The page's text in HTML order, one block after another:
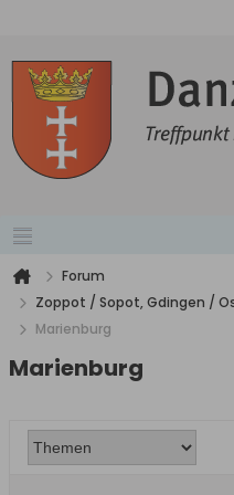
Forum
Zoppot / Sopot, Gdingen /
Marienburg
Marienburg